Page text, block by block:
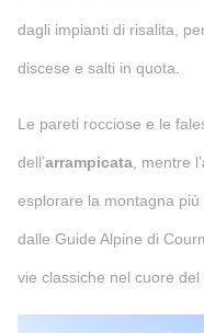
dagli impianti di risalita,
discese e salti in quota.
Le pareti rocciose e le
dell’arrampicata , mentre l’
esplorare la montagna
dalle Guide Alpine di
vie classiche nel cuore del